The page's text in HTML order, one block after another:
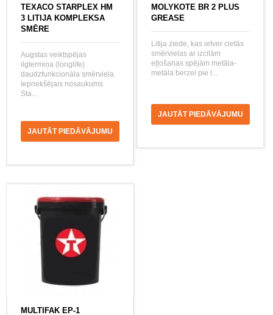
TEXACO STARPLEX HM
3 LITIJA KOMPLEKSA
SMĒRE
Augstas veiktspējas
ilgtermiņa (longlife)
daudzfunkcionāla smērviela.
Iepriekšējais nosaukums
Sta...
JAUTĀT PIEDĀVĀJUMU
MOLYKOTE BR 2 PLUS
GREASE
Litija ziede, kas ietver cietās
smērvielas ar izcilām
eļļošanas spējām metāla-
metāla berzei pie l...
JAUTĀT PIEDĀVĀJUMU
MULTIFAK EP-1